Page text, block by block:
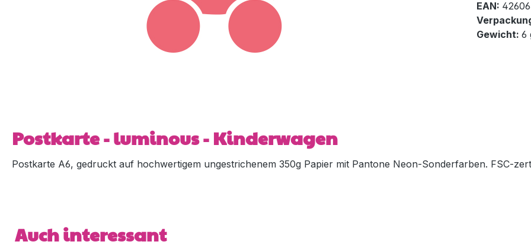
EAN:
Gewicht: 6
Postkarte - luminous - Kinderwagen
Postkarte A6, gedruckt auf hochwertigem ungestrichenem 350g Papier mit Pantone Neon-Sonderfarben. FSC-
Produktgalerie überspringen
Auch interessant